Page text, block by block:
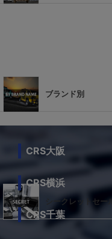
ブランド別
シークレットセール
CRS大阪
CRS横浜
CRS千葉